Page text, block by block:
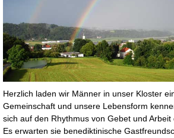
Herzlich laden wir Männer in unser Kloster
Gemeinschaft und unsere Lebensform
sich auf den Rhythmus von Gebet und Arbeit
Es erwarten sie benediktinische